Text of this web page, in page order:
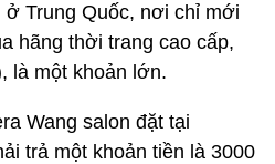
ở Trung Quốc, nơi chỉ mới
hãng thời trang cao cấp,
là một khoản lớn.
Wang salon đặt tại
trả một khoản tiền là 3000